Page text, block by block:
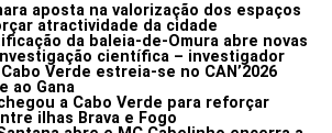
aposta na valorização dos espaços
atractividade da cidade
da baleia-de-Omura abre novas
científica – investigador
Verde estreia-se no CAN’2026
ao Gana
a Cabo Verde para reforçar
ilhas Brava e Fogo